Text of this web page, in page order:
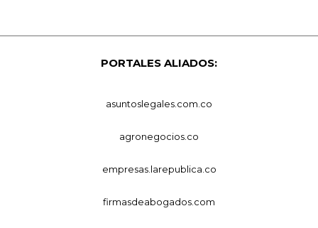
PORTALES ALIADOS:
asuntoslegales.com.co
agronegocios.co
empresas.larepublica.co
firmasdeabogados.com